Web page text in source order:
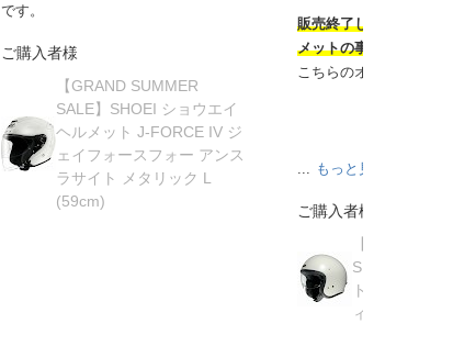
です。
ご購入者様
【GRAND SUMMER
SALE】SHOEI ショウエイ
ヘルメット J-FORCE IV ジ
ェイフォースフォー アンス
ラサイト メタリック L
(59cm)
販売終了してから半年
メットの事を知り探し
こちらのオンラインサ
もっと見る
ご購入者様
SHOEI ショ
ト J・O ジェ
ィッシュグリ